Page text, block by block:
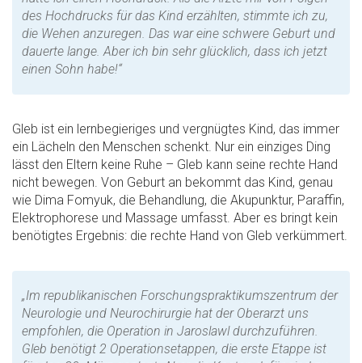
des Hochdrucks für das Kind erzählten, stimmte ich zu,
die Wehen anzuregen. Das war eine schwere Geburt und
dauerte lange. Aber ich bin sehr glücklich, dass ich jetzt
einen Sohn habe!“
Gleb ist ein lernbegieriges und vergnügtes Kind, das immer
ein Lächeln den Menschen schenkt. Nur ein einziges Ding
lässt den Eltern keine Ruhe – Gleb kann seine rechte Hand
nicht bewegen. Von Geburt an bekommt das Kind, genau
wie Dima Fomyuk, die Behandlung, die Akupunktur, Paraffin,
Elektrophorese und Massage umfasst. Aber es bringt kein
benötigtes Ergebnis: die rechte Hand von Gleb verkümmert.
„Im republikanischen Forschungspraktikumszentrum der
Neurologie und Neurochirurgie hat der Oberarzt uns
empfohlen, die Operation in Jaroslawl durchzuführen.
Gleb benötigt 2 Operationsetappen, die erste Etappe ist